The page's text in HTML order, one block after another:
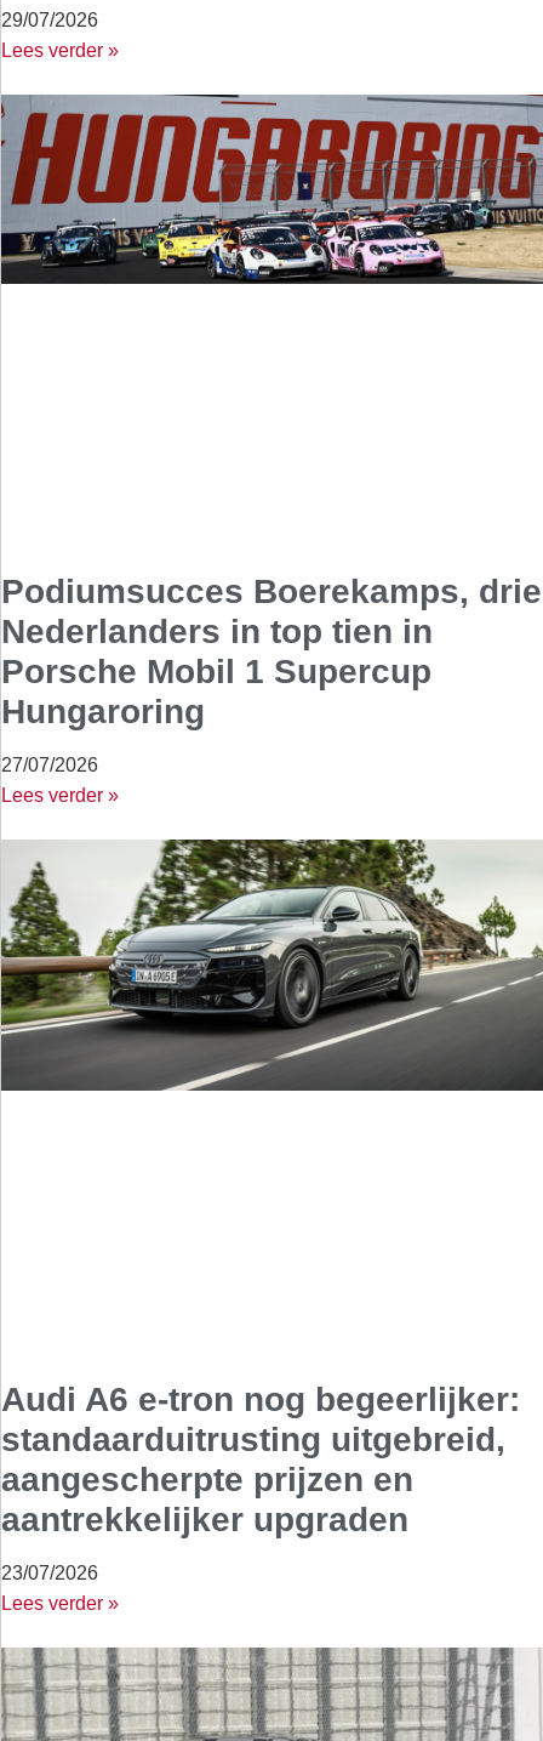
29/07/2026
Lees verder »
Podiumsucces Boerekamps, drie
Nederlanders in top tien in
Porsche Mobil 1 Supercup
Hungaroring
27/07/2026
Lees verder »
Audi A6 e-tron nog begeerlijker:
standaarduitrusting uitgebreid,
aangescherpte prijzen en
aantrekkelijker upgraden
23/07/2026
Lees verder »